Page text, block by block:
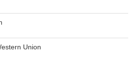
Union